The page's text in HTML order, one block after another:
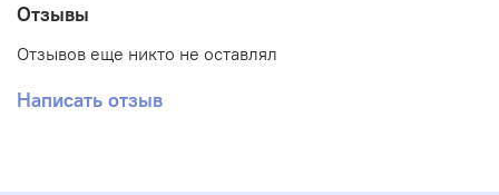
Отзывы
Отзывов еще никто не оставлял
Написать отзыв